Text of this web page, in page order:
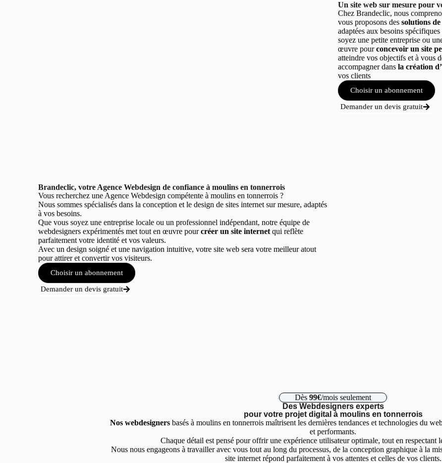
Un site web sur mesure pour
Chez Brandeclic, nous
vous proposons des solutions
adaptées aux besoins spécifiques
soyez une petite entreprise ou
œuvre pourconcevoir un site
atteindre vos objectifs et à vous
accompagner dans la création
vos clients
Choisir un abonnement
Demander un devis gratuit
Brandeclic, votre Agence Webdesign de confiance à moulins en tonnerrois
Vous recherchez une Agence Webdesign compétente à moulins en tonnerrois ?
Nous sommes spécialisés dans la conception et le design de sites internet sur mesure, adaptés
à vos besoins.
Que vous soyez une entreprise locale ou un professionnel indépendant, notre équipe de
webdesigners expérimentés met tout en œuvre pourcréer un site internetqui reflète
parfaitement votre identité et vos valeurs.
Avec un design soigné et une navigation intuitive, votre site web sera votre meilleur atout
pour attirer et convertir vos visiteurs.
Choisir un abonnement
Demander un devis gratuit
Dès 99€/mois seulement
Des Webdesigners experts
pour votre projet digital à moulins en tonnerrois
Nos webdesigners basés à moulins en tonnerrois maîtrisent les dernières tendances et technologies du
et performants.
Chaque détail est pensé pour offrir une expérience utilisateur optimale, tout en respectant
Nous nous engageons à travailler avec vous tout au long du processus, de la conception graphique à la
site internet répond parfaitement à vos attentes et celles de vos clients.